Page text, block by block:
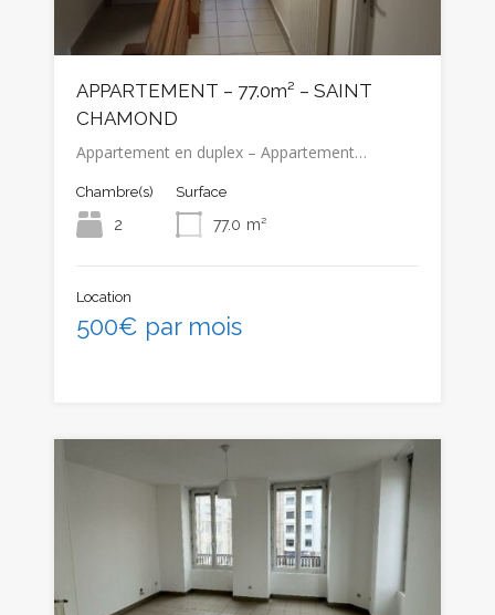
APPARTEMENT – 77.0m² – SAINT
CHAMOND
Appartement en duplex – Appartement…
Chambre(s)
2
Surface
77.0 m²
Location
500€ par mois